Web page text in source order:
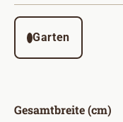
Garten
Gesamtbreite (cm)